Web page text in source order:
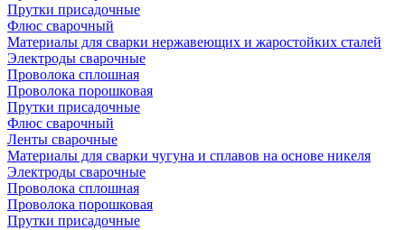
Прутки присадочные
Флюс сварочный
Материалы для сварки нержавеющих и жаростойких сталей
Электроды сварочные
Проволока сплошная
Проволока порошковая
Прутки присадочные
Флюс сварочный
Ленты сварочные
Материалы для сварки чугуна и сплавов на основе никеля
Электроды сварочные
Проволока сплошная
Проволока порошковая
Прутки присадочные